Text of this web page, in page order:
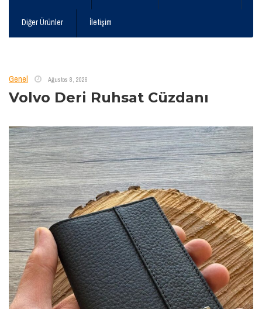
Diğer Ürünler İletişim
Genel Ağustos 8, 2026
Volvo Deri Ruhsat Cüzdanı